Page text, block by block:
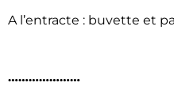
A l’entracte : buvette et
…………………